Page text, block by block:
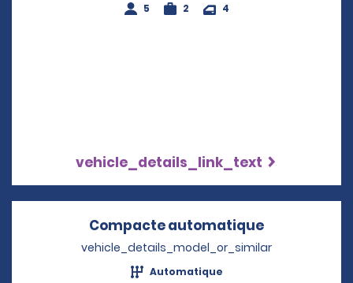
5
2 4
vehicle_details_link_text
Compacte automatique
vehicle_details_model_or_similar
Automatique